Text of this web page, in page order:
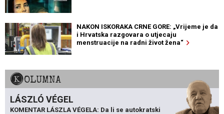
NAKON ISKORAKA CRNE GORE: „Vrijeme je da
i Hrvatska razgovara o utjecaju
menstruacije na radni život žena“
KOLUMNA
LÁSZLÓ VÉGEL
KOMENTAR LÁSZLA VÉGELA: Da li se autokratski